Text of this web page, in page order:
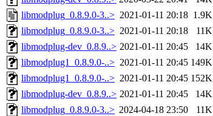
libmodplug_0.8.9.0-3..> 2021-01-11 20:18 1.9K
libmodplug_0.8.9.0-3..> 2021-01-11 20:18
11K
libmodplug-dev_0.8.9..> 2021-01-11 20:45
14K
libmodplug1_0.8.9.0-..> 2021-01-11 20:45 149K
libmodplug1_0.8.9.0-..> 2021-01-11 20:45 152K
libmodplug-dev_0.8.9..> 2021-01-11 20:45
14K
libmodplug_0.8.9.0-3..> 2024-04-18 23:50
11K